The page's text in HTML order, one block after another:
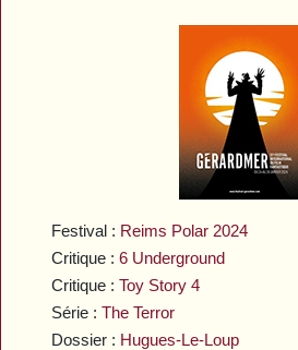
Festival : Reims Polar 2024
Critique :6 Underground
Critique :Toy Story 4
Série :The Terror
Dossier : Hugues-Le-Loup